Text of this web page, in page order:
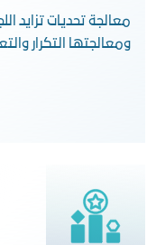
معالجة تحديات تزايد
ومعالجتها التكرار